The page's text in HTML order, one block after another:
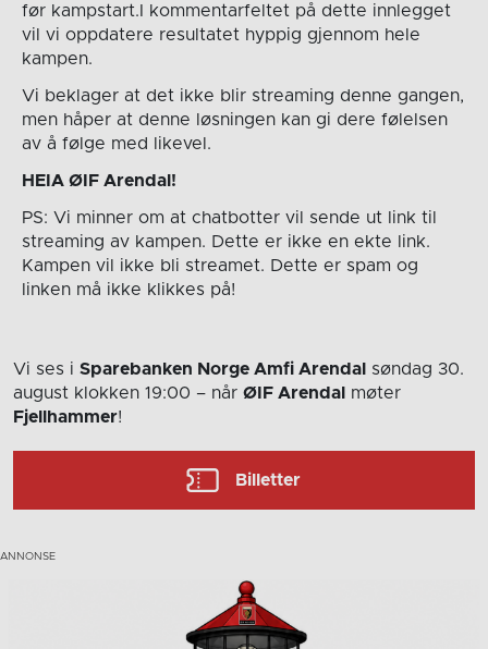
før kampstart.I kommentarfeltet på dette innlegget
vil vi oppdatere resultatet hyppig gjennom hele
kampen.
Vi beklager at det ikke blir streaming denne gangen,
men håper at denne løsningen kan gi dere følelsen
av å følge med likevel.
HEIA ØIF Arendal!
PS: Vi minner om at chatbotter vil sende ut link til
streaming av kampen. Dette er ikke en ekte link.
Kampen vil ikke bli streamet. Dette er spam og
linken må ikke klikkes på!
Vi ses i Sparebanken Norge Amfi Arendal
søndag 30.
august klokken 19:00 – når ØIF Arendal
møter
Fjellhammer!
Billetter